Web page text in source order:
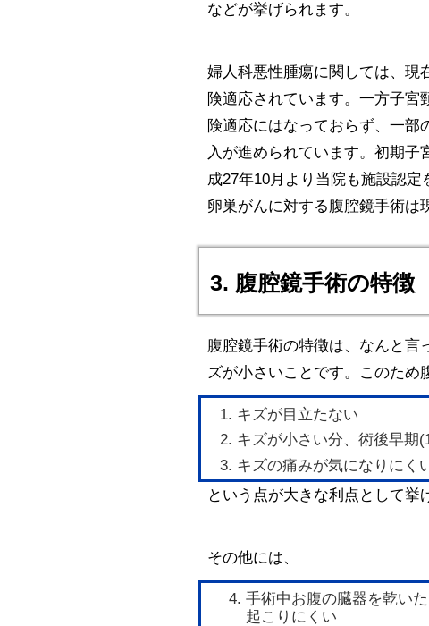
などが挙げられます。
婦人科悪性腫瘍に関しては、現
険適応されています。一方子宮
険適応にはなっておらず、一部
入が進められています。初期子
成27年10月より当院も施設認定
卵巣がんに対する腹腔鏡手術は
3. 腹腔鏡手術の特徴
腹腔鏡手術の特徴は、なんと言
ズが小さいことです。このため
キズが目立たない
キズが小さい分、術後早期
キズの痛みが気になりにく
という点が大きな利点として挙
その他には、
手術中お腹の臓器を乾い
起こりにくい